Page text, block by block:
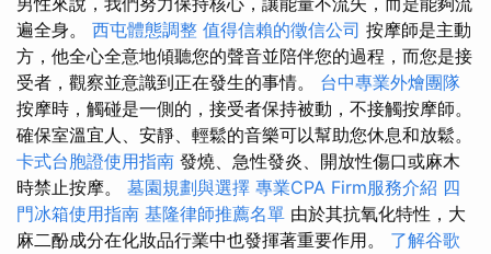
遍全身。 西屯體態調整 值得信賴的徵信公司 按摩師是主動
方，他全心全意地傾聽您的聲音並陪伴您的過程，而您是接
受者，觀察並意識到正在發生的事情。 台中專業外燴團隊
按摩時，觸碰是一側的，接受者保持被動，不接觸按摩師。
確保室溫宜人、安靜、輕鬆的音樂可以幫助您休息和放鬆。
卡式台胞證使用指南 發燒、急性發炎、開放性傷口或麻木
時禁止按摩。 墓園規劃與選擇 專業CPA Firm服務介紹 四
門冰箱使用指南 基隆律師推薦名單 由於其抗氧化特性，大
麻二酚成分在化妝品行業中也發揮著重要作用。 了解谷歌